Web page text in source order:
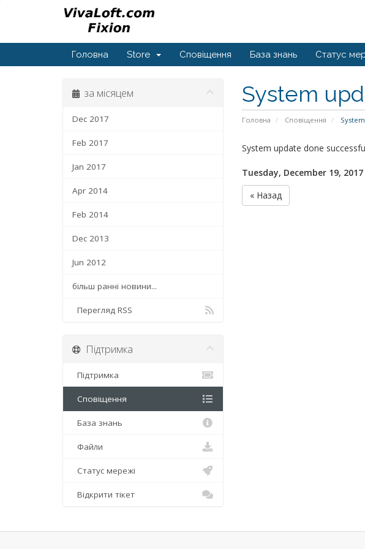
Головна Store Сповіщення База знань Статус
System
Головна Сповіщення
за місяцем
Dec 2017
Feb 2017
Jan 2017
Apr 2014
Feb 2014
Dec 2013
Jun 2012
більш ранні новини...
Перегляд RSS
System update done
Tuesday, December 19, 2017
« Назад
Підтримка
Підтримка
Сповіщення
База знань
Файли
Статус мережі
Відкрити тікет